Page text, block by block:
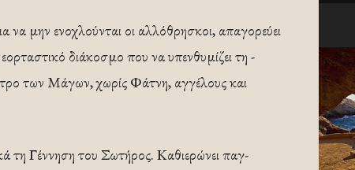
μην ενοχλούνται οι αλλόθρησκοι, απαγορεύει
διάκοσμο που να υπενθυμίζει τη
των Μάγων, χωρίς Φάτνη, αγ­­γέλους και
τη Γέννηση του Σωτήρος. Καθιερώνει παγ­